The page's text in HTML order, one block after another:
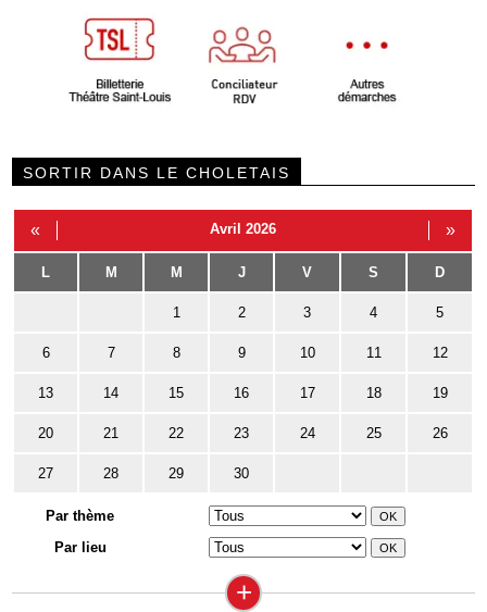
SORTIR DANS LE CHOLETAIS
« Avril 2026 »
L M M J V S D
1 2 3 4 5
6 7 8 9 10 11 12
13 14 15 16 17 18 19
20 21 22 23 24 25 26
27 28 29 30
Par thème
Par lieu
+